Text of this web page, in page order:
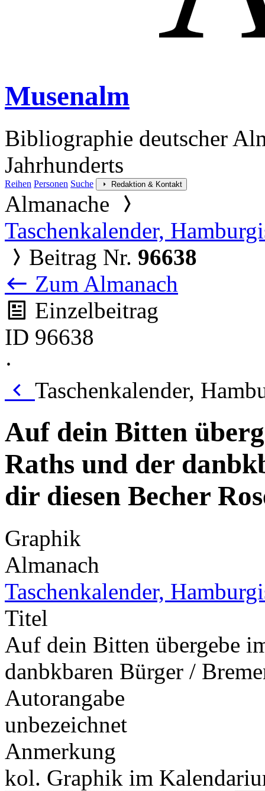
Musenalm
Bibliographie deutscher
Jahrhunderts
Reihen Personen Suche Redaktion & Kontakt
Almanache
Taschenkalender,
Beitrag Nr. 96638
Zum Almanach
Einzelbeitrag
ID 96638
·
Taschenkalender,
Auf dein Bitten
Raths und der
dir diesen Becher
Graphik
Almanach
Taschenkalender,
Titel
Auf dein Bitten übergebe
danbkbaren Bürger /
Autorangabe
unbezeichnet
Anmerkung
kol. Graphik im